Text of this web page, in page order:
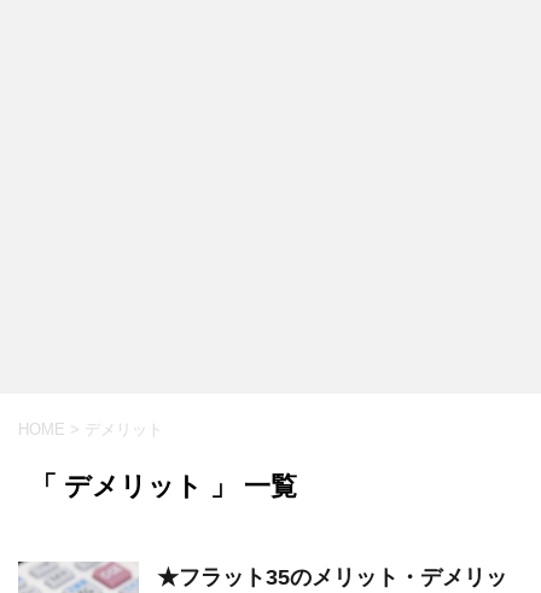
HOME > デメリット
「 デメリット 」 一覧
★フラット35のメリット・デメリッ